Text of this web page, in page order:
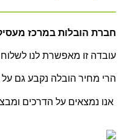
חברת הובלות במרכז
עובדה זו מאפשרת לנו
הרי מחיר הובלה נקבע גם
אנו נמצאים על הדרכים